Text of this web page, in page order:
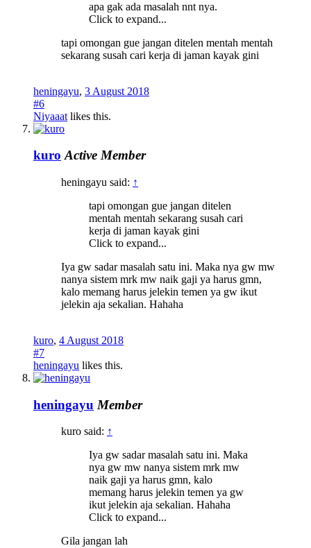
apa gak ada masalah nnt nya.
Click to expand...
tapi omongan gue jangan ditelen mentah mentah
sekarang susah cari kerja di jaman kayak gini
heningayu, 3 August 2018
#6
Niyaaat likes this.
kuro Active Member
heningayu said: ↑
tapi omongan gue jangan ditelen
mentah mentah sekarang susah cari
kerja di jaman kayak gini
Click to expand...
Iya gw sadar masalah satu ini. Maka nya gw mw
nanya sistem mrk mw naik gaji ya harus gmn,
kalo memang harus jelekin temen ya gw ikut
jelekin aja sekalian. Hahaha
kuro, 4 August 2018
#7
heningayu likes this.
heningayu Member
kuro said: ↑
Iya gw sadar masalah satu ini. Maka
nya gw mw nanya sistem mrk mw
naik gaji ya harus gmn, kalo
memang harus jelekin temen ya gw
ikut jelekin aja sekalian. Hahaha
Click to expand...
Gila jangan lah